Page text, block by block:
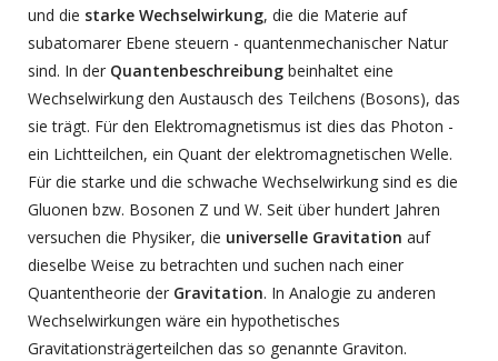
und die starke Wechselwirkung, die die Materie auf
subatomarer Ebene steuern - quantenmechanischer Natur
sind. In der Quantenbeschreibung beinhaltet eine
Wechselwirkung den Austausch des Teilchens (Bosons), das
sie trägt. Für den Elektromagnetismus ist dies das Photon -
ein Lichtteilchen, ein Quant der elektromagnetischen Welle.
Für die starke und die schwache Wechselwirkung sind es die
Gluonen bzw. Bosonen Z und W. Seit über hundert Jahren
versuchen die Physiker, die universelle Gravitation auf
dieselbe Weise zu betrachten und suchen nach einer
Quantentheorie der Gravitation. In Analogie zu anderen
Wechselwirkungen wäre ein hypothetisches
Gravitationsträgerteilchen das so genannte Graviton.